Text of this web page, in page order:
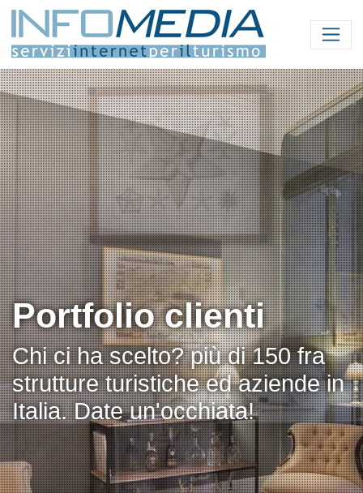
Portfolio clienti
Chi ci ha scelto? più di 150 fra
strutture turistiche ed aziende in
Italia. Date un'occhiata!